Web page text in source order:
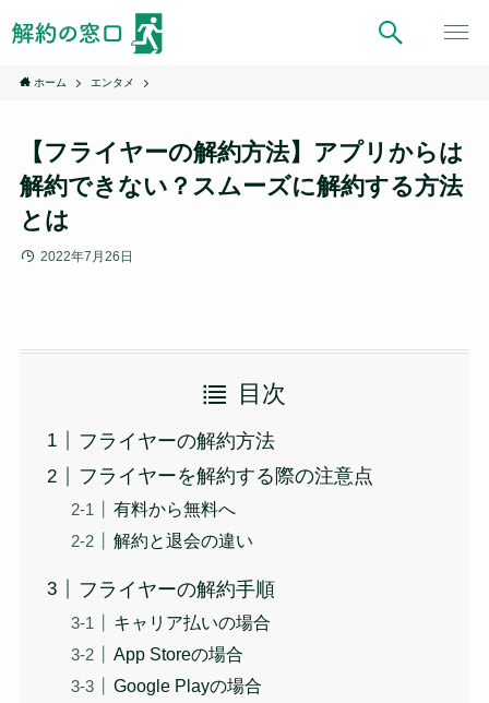
ホーム エンタメ
【フライヤーの解約方法】アプリからは
解約できない？スムーズに解約する方法
とは
2022年7月26日
目次
フライヤーの解約方法
フライヤーを解約する際の注意点
有料から無料へ
解約と退会の違い
フライヤーの解約手順
キャリア払いの場合
App Storeの場合
Google Playの場合